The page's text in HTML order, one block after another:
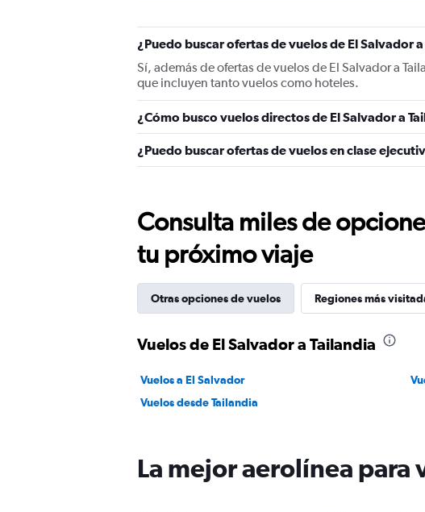
¿Puedo buscar ofertas de vuelos de El Salvador
Sí, además de ofertas de vuelos de El Salvador a
que incluyen tanto vuelos como hoteles.
¿Cómo busco vuelos directos de El Salvador a
¿Puedo buscar ofertas de vuelos en clase
Consulta miles de
tu próximo viaje
Otras opciones de vuelos Regiones más
Vuelos de El Salvador a Tailandia
Vuelos a El Salvador
Vuelos desde Tailandia
La mejor aerolínea para